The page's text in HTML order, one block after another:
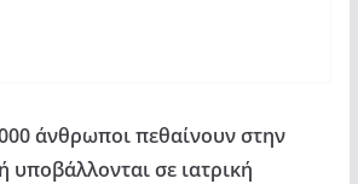
άνθρωποι πεθαίνουν στην
υποβάλλονται σε ιατρική